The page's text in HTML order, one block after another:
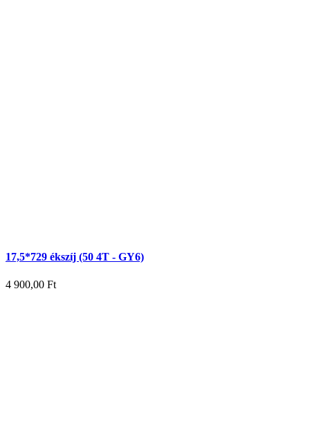
17,5*729 ékszíj (50 4T - GY6)
4 900,00 Ft